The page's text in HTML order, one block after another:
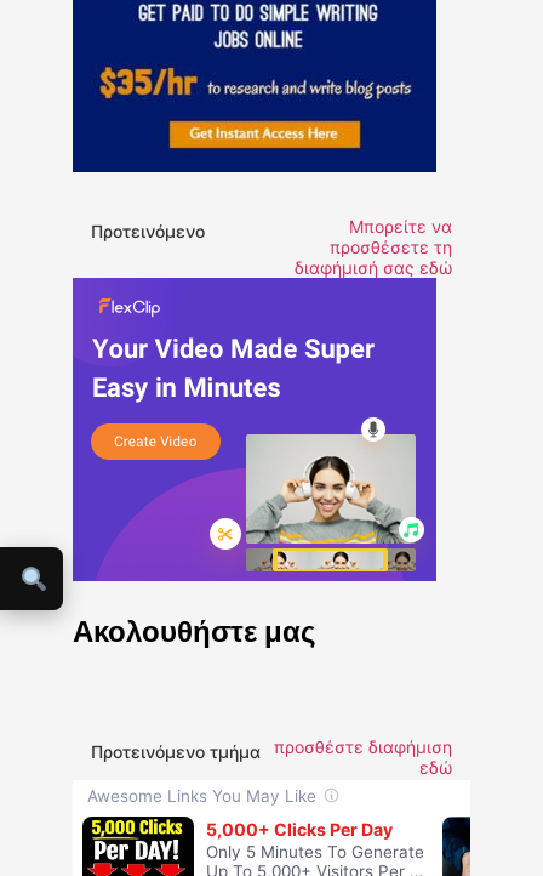
Προτεινόμενο
Μπορείτε να
προσθέσετε τη
διαφήμισή σας εδώ
Ακολουθήστε μας
Προτεινόμενο τμήμα
προσθέστε διαφήμιση
εδώ